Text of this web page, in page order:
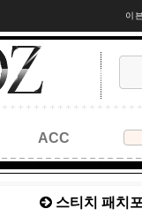
이
ACC
스티치 패치